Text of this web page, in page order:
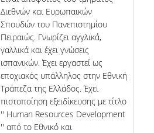
Διεθνών και Ευρωπαικών
Σπουδών του Πανεπιστημίου
Πειραιώς. Γνωρίζει αγγλικά,
γαλλικά και έχει γνώσεις
ισπανικών. Έχει εργαστεί ως
εποχιακός υπάλληλος στην Εθνική
Τράπεζα της Ελλάδος. Έχει
πιστοποίηση εξειδίκευσης με τίτλο
'' Human Resources Development
'' από το Εθνικό και